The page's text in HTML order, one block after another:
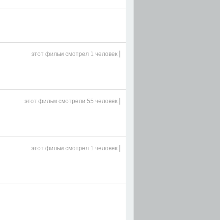
этот фильм смотрел 1 человек |
этот фильм смотрели 55 человек |
этот фильм смотрел 1 человек |